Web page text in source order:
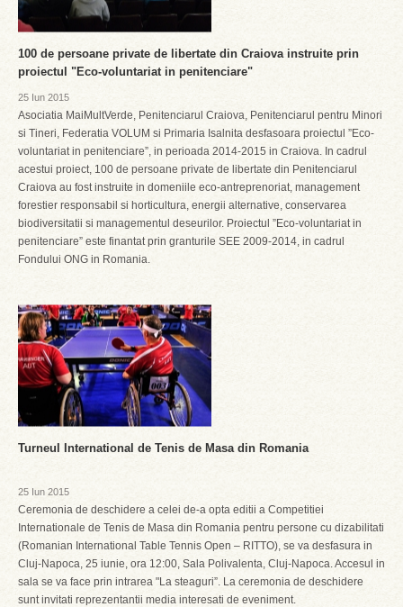
100 de persoane private de libertate din Craiova instruite prin
proiectul "Eco-voluntariat in penitenciare"
25 Iun 2015
Asociatia MaiMultVerde, Penitenciarul Craiova, Penitenciarul pentru Minori
si Tineri, Federatia VOLUM si Primaria Isalnita desfasoara proiectul ”Eco-
voluntariat in penitenciare”, in perioada 2014-2015 in Craiova. In cadrul
acestui proiect, 100 de persoane private de libertate din Penitenciarul
Craiova au fost instruite in domeniile eco-antreprenoriat, management
forestier responsabil si horticultura, energii alternative, conservarea
biodiversitatii si managementul deseurilor. Proiectul ”Eco-voluntariat in
penitenciare” este finantat prin granturile SEE 2009-2014, in cadrul
Fondului ONG in Romania.
Turneul International de Tenis de Masa din Romania
25 Iun 2015
Ceremonia de deschidere a celei de-a opta editii a Competitiei
Internationale de Tenis de Masa din Romania pentru persone cu dizabilitati
(Romanian International Table Tennis Open – RITTO), se va desfasura in
Cluj-Napoca, 25 iunie, ora 12:00, Sala Polivalenta, Cluj-Napoca. Accesul in
sala se va face prin intrarea "La steaguri”. La ceremonia de deschidere
sunt invitati reprezentantii media interesati de eveniment.